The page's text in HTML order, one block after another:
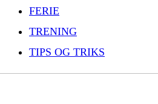
FERIE
TRENING
TIPS OG TRIKS